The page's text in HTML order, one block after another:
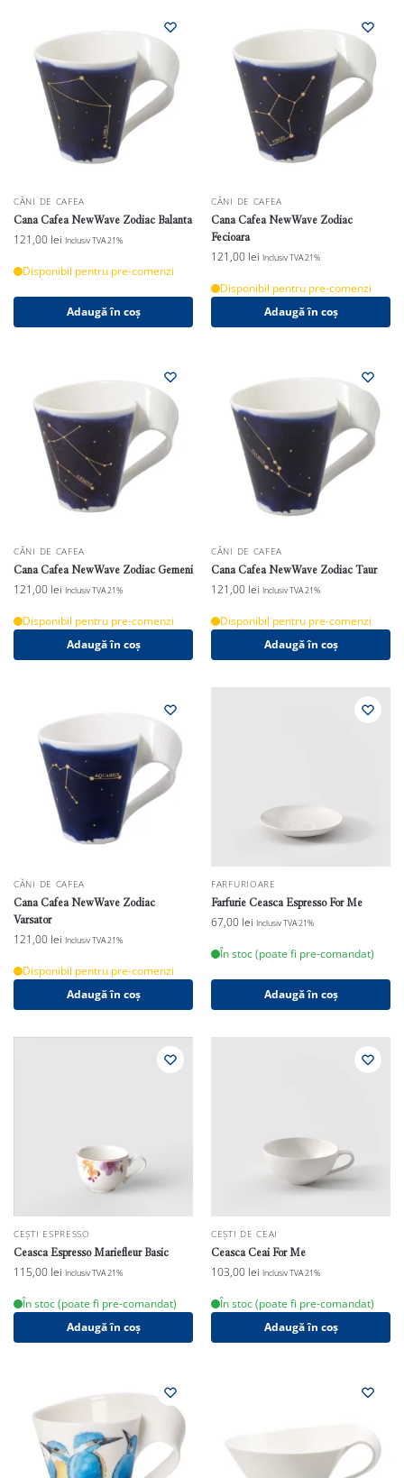
CĂNI DE CAFEA
Cana Cafea NewWave Zodiac Balanta
121,00 lei Inclusiv TVA 21%
Disponibil pentru pre-comenzi
Adaugă în coș
CĂNI DE CAFEA
Cana Cafea NewWave Zodiac
Fecioara
121,00 lei Inclusiv TVA 21%
Disponibil pentru pre-comenzi
Adaugă în coș
CĂNI DE CAFEA
Cana Cafea NewWave Zodiac Gemeni
121,00 lei Inclusiv TVA 21%
Disponibil pentru pre-comenzi
Adaugă în coș
CĂNI DE CAFEA
Cana Cafea NewWave Zodiac Taur
121,00 lei Inclusiv TVA 21%
Disponibil pentru pre-comenzi
Adaugă în coș
CĂNI DE CAFEA
Cana Cafea NewWave Zodiac
Varsator
121,00 lei Inclusiv TVA 21%
Disponibil pentru pre-comenzi
Adaugă în coș
FARFURIOARE
Farfurie Ceasca Espresso For Me
67,00 lei Inclusiv TVA 21%
În stoc (poate fi pre-comandat)
Adaugă în coș
CEȘTI ESPRESSO
Ceasca Espresso Mariefleur Basic
115,00 lei Inclusiv TVA 21%
În stoc (poate fi pre-comandat)
Adaugă în coș
CEȘTI DE CEAI
Ceasca Ceai For Me
103,00 lei Inclusiv TVA 21%
În stoc (poate fi pre-comandat)
Adaugă în coș